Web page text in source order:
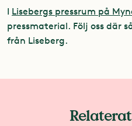
I Lisebergs pressrum på
pressmaterial. Följ oss där
från Liseberg.